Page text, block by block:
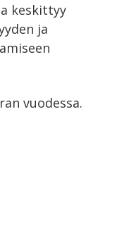
keskittyy
ja
vuodessa.